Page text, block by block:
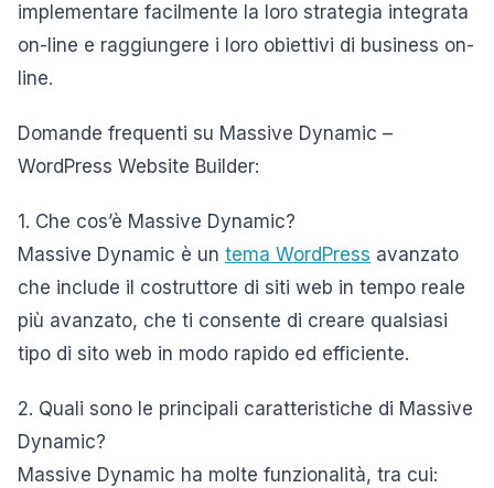
implementare facilmente la loro strategia integrata
on-line e raggiungere i loro obiettivi di business on-
line.
Domande frequenti su Massive Dynamic –
WordPress Website Builder:
1. Che cos’è Massive Dynamic?
Massive Dynamic è un tema WordPress avanzato
che include il costruttore di siti web in tempo reale
più avanzato, che ti consente di creare qualsiasi
tipo di sito web in modo rapido ed efficiente.
2. Quali sono le principali caratteristiche di Massive
Dynamic?
Massive Dynamic ha molte funzionalità, tra cui: